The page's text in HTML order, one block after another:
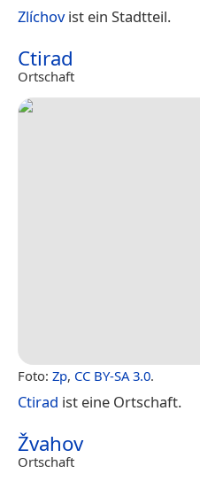
Zlíchovist ein Stadtteil.
Ctirad
Ortschaft
Foto: Zp, CC BY-SA 3.0.
Ctirad ist eine Ortschaft.
Žvahov
Ortschaft